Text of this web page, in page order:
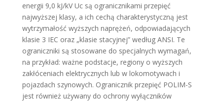
energii 9,0 kJ/kV Uc są ogranicznikami przepięć
najwyższej klasy, a ich cechą charakterystyczną jest
wytrzymałość wyższych naprężeń, odpowiadających
klasie 3 IEC oraz „klasie stacyjnej” według ANSI. Te
ograniczniki są stosowane do specjalnych wymagań,
na przykład: ważne podstacje, regiony o wyższych
zakłóceniach elektrycznych lub w lokomotywach i
pojazdach szynowych. Ogranicznik przepięć POLIM-S
jest również używany do ochrony wyłączników